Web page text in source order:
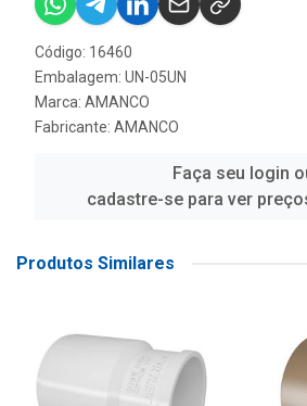
Código: 16460
Embalagem: UN-05UN
Marca: AMANCO
Fabricante: AMANCO
Faça seu login
cadastre-se para ver
Produtos Similares